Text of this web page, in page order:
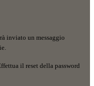
inviato un messaggio
il reset della password